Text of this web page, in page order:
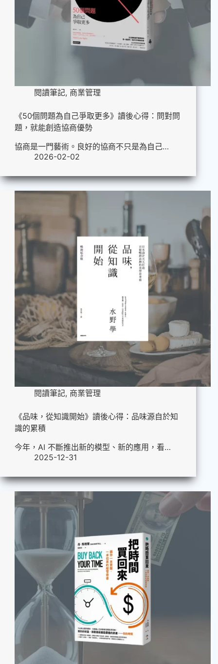
閱讀筆記, 商業管理
《50個問題為自己爭取更多》讀後心得：問對問
題，就能創造協商優勢
協商是一門藝術。良好的協商不只是為自己…
2026-02-02
閱讀筆記, 商業管理
《品味，從知識開始》讀後心得：品味源自於知
識的累積
今年，AI 不斷推出新的模型、新的應用，看…
2025-12-31